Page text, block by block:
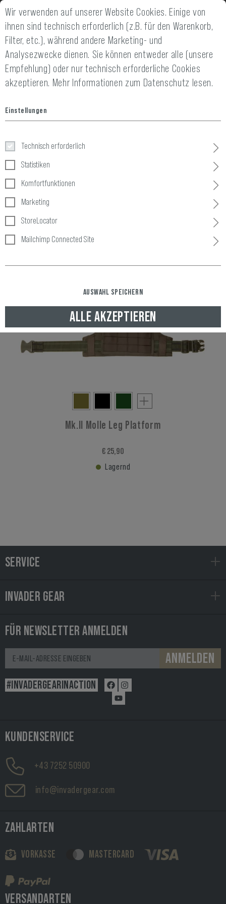
2 JAHRE GEWÄHRLEISTUNG 14 TAGE GELD-
Plattformen
1 Produkte
Mk.II Molle Leg Platform
€ 25,90
Lagernd
SERVICE
INVADER GEAR
FÜR NEWSLETTER ANMELDEN
ANMELDEN
#INVADERGEARINACTION
KUNDENSERVICE
+43 7252 50900
info@invadergear.com
ZAHLARTEN
VORKASSE MASTERCARD
VERSANDARTEN
Wir verwenden auf unserer Website Cookies. Einige von
ihnen sind technisch erforderlich (z.B. für den Warenkorb,
Filter, etc.), während andere Marketing- und
Analysezwecke dienen. Sie können entweder alle (unsere
Empfehlung) oder nur technisch erforderliche Cookies
akzeptieren. Mehr Informationen zum Datenschutz lesen.
Einstellungen
Technisch erforderlich
Statistiken
Komfortfunktionen
Marketing
StoreLocator
Mailchimp Connected Site
AUSWAHL SPEICHERN
ALLE AKZEPTIEREN